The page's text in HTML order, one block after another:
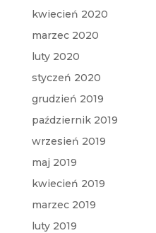
kwiecień 2020
marzec 2020
luty 2020
styczeń 2020
grudzień 2019
październik 2019
wrzesień 2019
maj 2019
kwiecień 2019
marzec 2019
luty 2019